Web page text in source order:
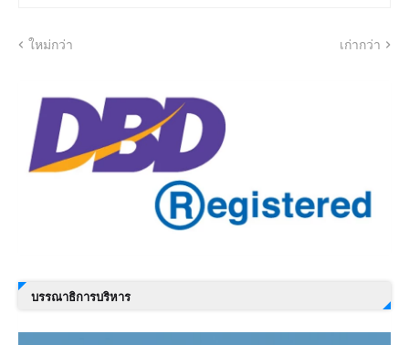
ใหม่กว่า เก่ากว่า
บรรณาธิการบริหาร